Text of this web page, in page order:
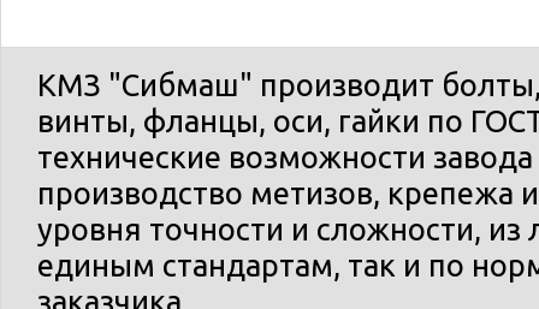
КМЗ "Сибмаш" производит
винты, фланцы, оси, гайки по
технические возможности
производство метизов, крепежа
уровня точности и сложности,
единым стандартам, так и по
заказчика.